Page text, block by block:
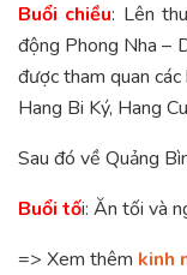
Buổi chiều: Lên
động Phong Nha –
được tham quan
Hang Bi Ký, Hang
Sau đó về Quảng
Buổi tối: Ăn tối và
=> Xem thêm kinh